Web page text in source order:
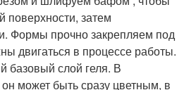
поверхности, затем
Формы прочно закрепляем под
двигаться в процессе работы.
слой геля. В
может быть сразу цветным, в